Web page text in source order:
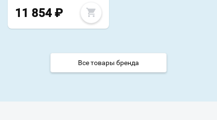
11 854 ₽
Все товары бренда